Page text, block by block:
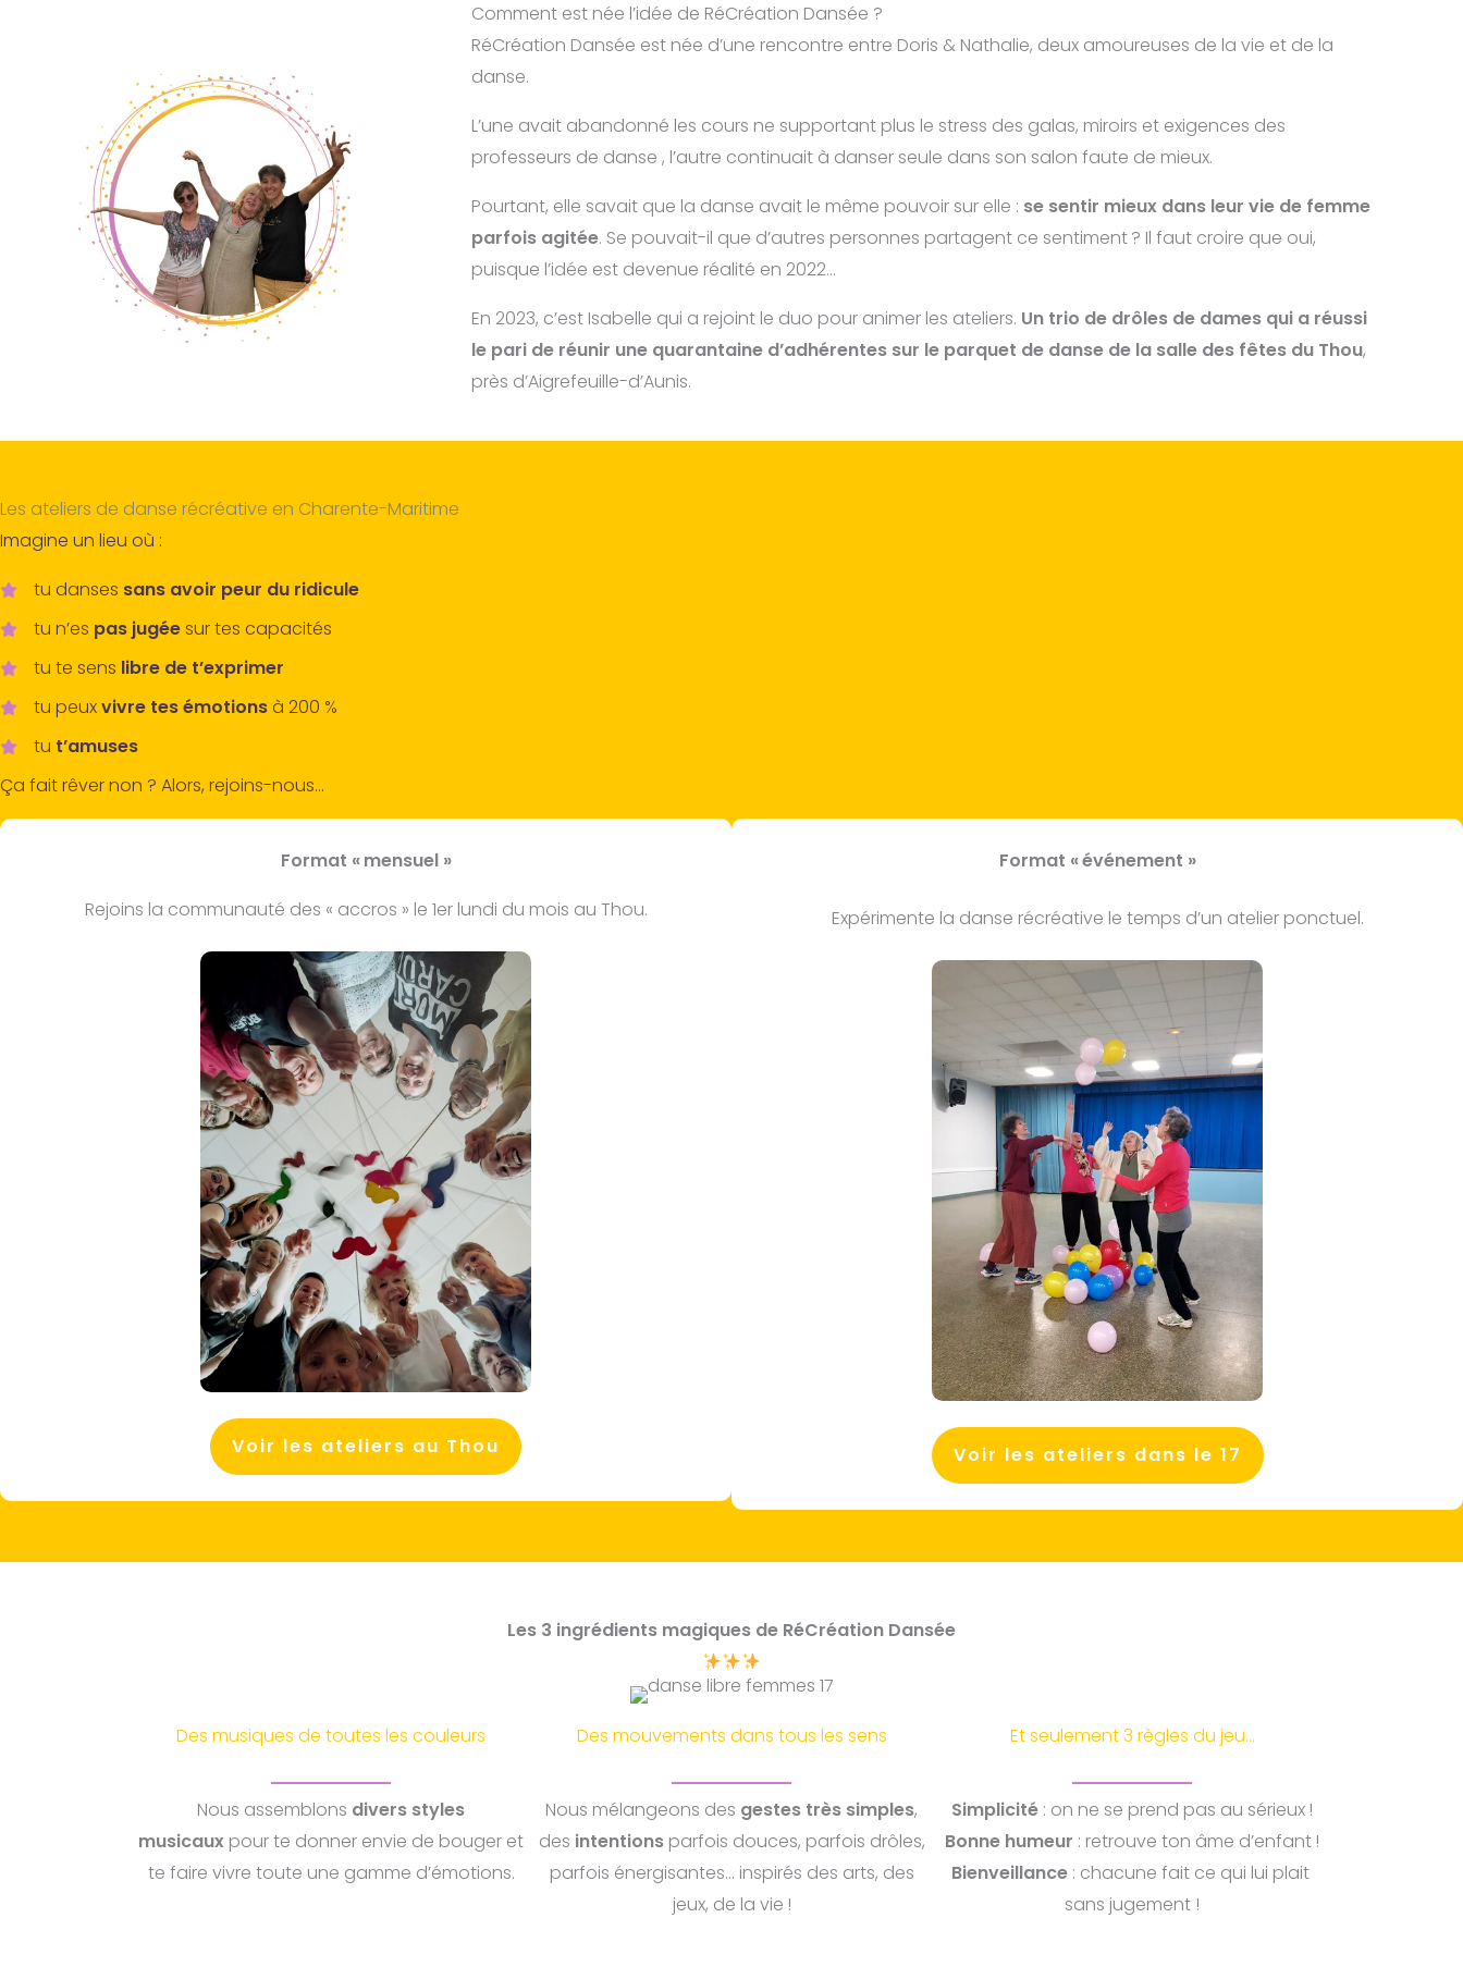
Comment est née l’idée de RéCréation Dansée ?
RéCréation Dansée est née d’une rencontre entre Doris & Nathalie, deux amoureuses de la vie et de la
danse.
L’une avait abandonné les cours ne supportant plus le stress des galas, miroirs et exigences des
professeurs de danse , l’autre continuait à danser seule dans son salon faute de mieux.
Pourtant, elle savait que la danse avait le même pouvoir sur elle : se sentir mieux dans leur vie de femme
parfois agitée. Se pouvait-il que d’autres personnes partagent ce sentiment ? Il faut croire que oui,
puisque l’idée est devenue réalité en 2022…
En 2023, c’est Isabelle qui a rejoint le duo pour animer les ateliers. Un trio de drôles de dames qui a réussi
le pari de réunir une quarantaine d’adhérentes sur le parquet de danse de la salle des fêtes du Thou,
près d’Aigrefeuille-d’Aunis.
Les ateliers de danse récréative en Charente-Maritime
Imagine un lieu où :
tu danses sans avoir peur du ridicule
tu n’es pas jugéesur tes capacités
tu te sens libre de t’exprimer
tu peuxvivre tes émotionsà 200 %
tu t’amuses
Ça fait rêver non ? Alors, rejoins-nous…
Format « mensuel »
Rejoins la communauté des « accros » le 1er lundi du mois au Thou.
Voir les ateliers au Thou
Format « événement »
Expérimente la danse récréative le temps d’un atelier ponctuel.
Voir les ateliers dans le 17
Les 3 ingrédients magiques de RéCréation Dansée
Des musiques de toutes les couleurs
Nous assemblons divers styles
musicaux pour te donner envie de bouger et
te faire vivre toute une gamme d’émotions.
Des mouvements dans tous les sens
Nous mélangeons des gestes très simples,
des intentions parfois douces, parfois drôles,
parfois énergisantes… inspirés des arts, des
jeux, de la vie !
Et seulement 3 règles du jeu…
Simplicité : on ne se prend pas au sérieux !
Bonne humeur : retrouve ton âme d’enfant !
Bienveillance : chacune fait ce qui lui plait
sans jugement !